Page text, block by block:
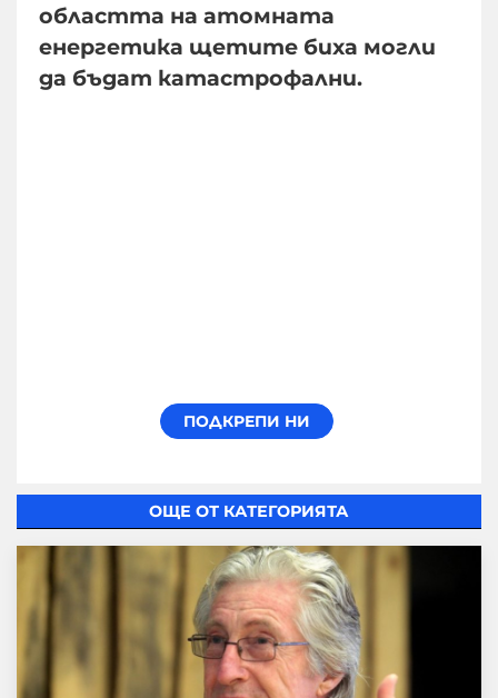
областта на атомната
енергетика щетите биха могли
да бъдат катастрофални.
ОЩЕ ОТ КАТЕГОРИЯТА